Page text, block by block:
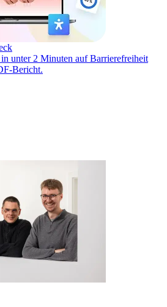
in unter 2 Minuten auf Barrierefreiheit
Bericht.